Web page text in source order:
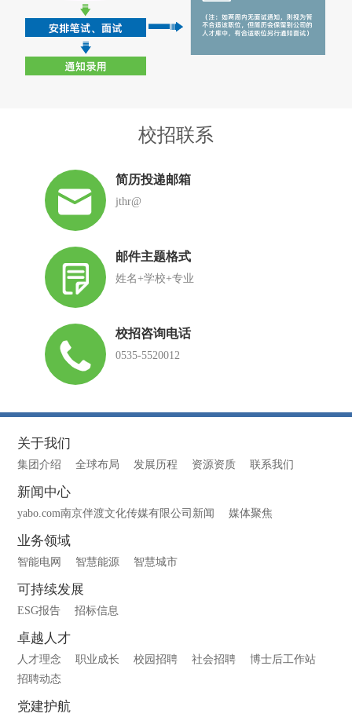
校招联系
简历投递邮箱
jthr@
邮件主题格式
姓名+学校+专业
校招咨询电话
0535-5520012
关于我们
集团介绍 全球布局 发展历程 资源资质 联系我们
新闻中心
yabo.com南京伴渡文化传媒有限公司新闻 媒体聚焦
业务领域
智能电网 智慧能源 智慧城市
可持续发展
ESG报告 招标信息
卓越人才
人才理念 职业成长 校园招聘 社会招聘
博士后工作站
招聘动态
党建护航